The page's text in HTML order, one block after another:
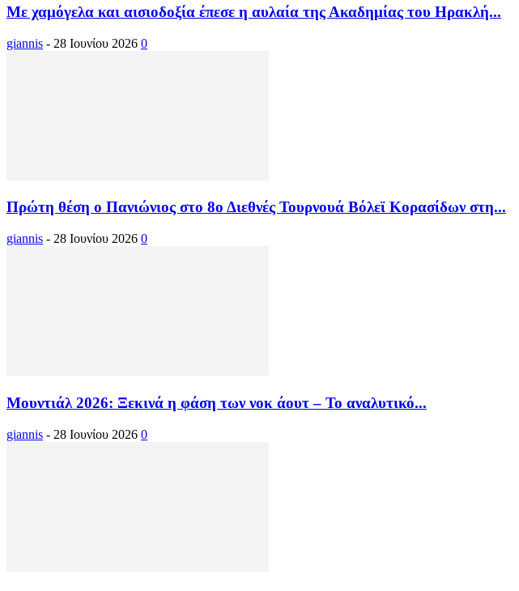
Με χαμόγελα και αισιοδοξία έπεσε η αυλαία της Ακαδημίας του Ηρακλή...
giannis - 28 Ιουνίου 2026 0
Πρώτη θέση ο Πανιώνιος στο 8ο Διεθνές Τουρνουά Βόλεϊ Κορασίδων στη...
giannis - 28 Ιουνίου 2026 0
Μουντιάλ 2026: Ξεκινά η φάση των νοκ άουτ – Το αναλυτικό...
giannis - 28 Ιουνίου 2026 0